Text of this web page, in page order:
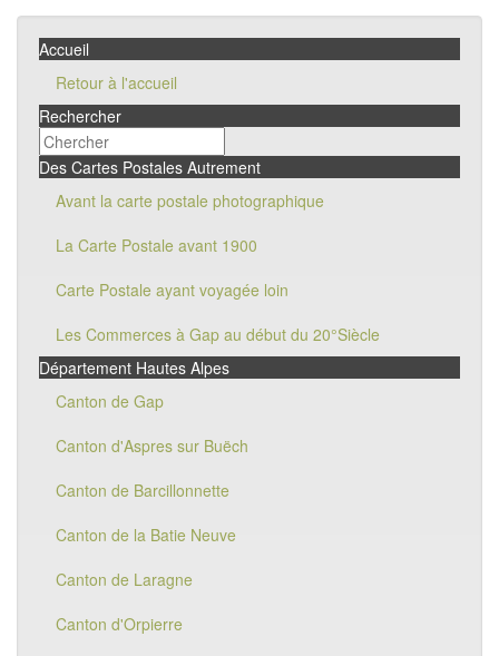
Accueil
Retour à l'accueil
Rechercher
Des Cartes Postales Autrement
Avant la carte postale photographique
La Carte Postale avant 1900
Carte Postale ayant voyagée loin
Les Commerces à Gap au début du 20°Siècle
Département Hautes Alpes
Canton de Gap
Canton d'Aspres sur Buëch
Canton de Barcillonnette
Canton de la Batie Neuve
Canton de Laragne
Canton d'Orpierre